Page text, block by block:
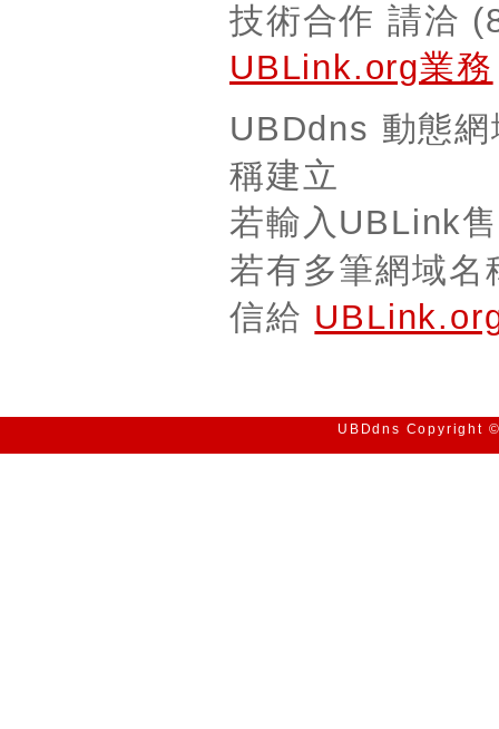
技術合作 請洽
UBLink.org業務
UBDdns 動態
稱建立
若輸入UBLink
若有多筆網域
信給
UBDdns Copyright